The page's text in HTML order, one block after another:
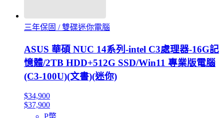
三年保固 / 雙碟迷你電腦
ASUS 華碩 NUC 14系列-intel C3處理器-16G記
憶體/2TB HDD+512G SSD/Win11 專業版電腦
(C3-100U)(文書)(迷你)
$34,900
$37,900
P幣